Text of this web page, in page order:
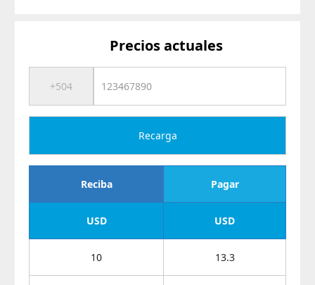
Precios actuales
Recarga
Reciba Pagar
USD USD
10 13.3